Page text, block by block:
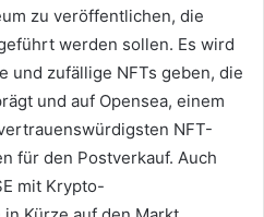
zu veröffentlichen, die
werden sollen. Es wird
und zufällige NFTs geben, die
und auf Opensea, einem
NFT-
für den Postverkauf. Auch
mit Krypto-